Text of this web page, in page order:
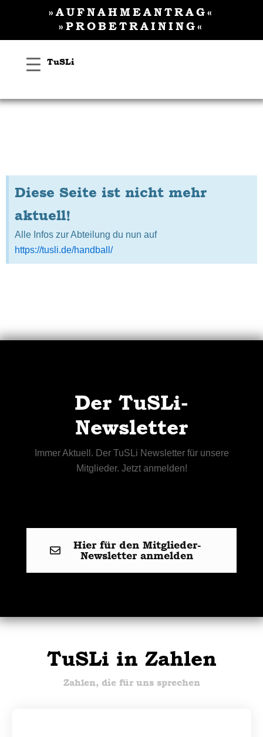
»AUFNAHMEANTRAG«
»PROBETRAINING«
TuSLi
Diese Seite ist nicht mehr
aktuell!
Alle Infos zur Abteilung du nun auf
https://tusli.de/handball/
Der TuSLi-
Newsletter
Immer Aktuell. Der TuSLi Newsletter für unsere
Mitglieder. Jetzt anmelden!
Hier für den Mitglieder-
Newsletter anmelden
TuSLi in Zahlen
Zahlen, die für uns sprechen